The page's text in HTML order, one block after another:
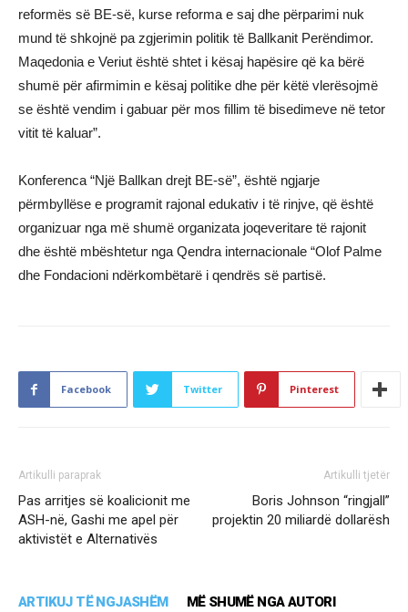
reformës së BE-së, kurse reforma e saj dhe përparimi nuk
mund të shkojnë pa zgjerimin politik të Ballkanit Perëndimor.
Maqedonia e Veriut është shtet i kësaj hapësire që ka bërë
shumë për afirmimin e kësaj politike dhe për këtë vlerësojmë
se është vendim i gabuar për mos fillim të bisedimeve në tetor
vitit të kaluar”.
Konferenca “Një Ballkan drejt BE-së”, është ngjarje
përmbyllëse e programit rajonal edukativ i të rinjve, që është
organizuar nga më shumë organizata joqeveritare të rajonit
dhe është mbështetur nga Qendra internacionale “Olof Palme
dhe Fondacioni ndërkombëtarë i qendrës së partisë.
Facebook Twitter Pinterest
Artikulli paraprak
Pas arritjes së koalicionit me
ASH-në, Gashi me apel për
aktivistët e Alternativës
Artikulli tjetër
Boris Johnson “ringjall”
projektin 20 miliardë dollarësh
ARTIKUJ TË NGJASHËM MË SHUMË NGA AUTORI